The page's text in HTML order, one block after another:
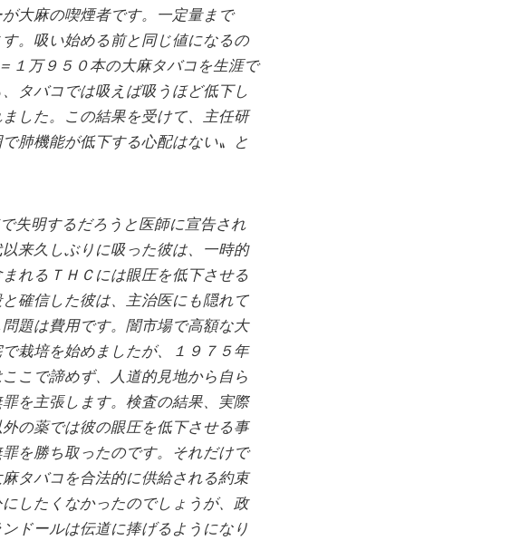
大麻の喫煙者です。一定量まで
。吸い始める前と同じ値になるの
１万９５０本の大麻タバコを生涯で
タバコでは吸えば吸うほど低下し
した。この結果を受けて、主任研
肺機能が低下する心配はない〟と
失明するだろうと医師に宣告され
来久しぶりに吸った彼は、一時的
れるＴＨＣには眼圧を低下させる
確信した彼は、主治医にも隠れて
題は費用です。闇市場で高額な大
栽培を始めましたが、１９７５年
こで諦めず、人道的見地から自ら
を主張します。検査の結果、実際
の薬では彼の眼圧を低下させる事
を勝ち取ったのです。それだけで
タバコを合法的に供給される約束
したくなかったのでしょうが、政
ドールは伝道に捧げるようになり